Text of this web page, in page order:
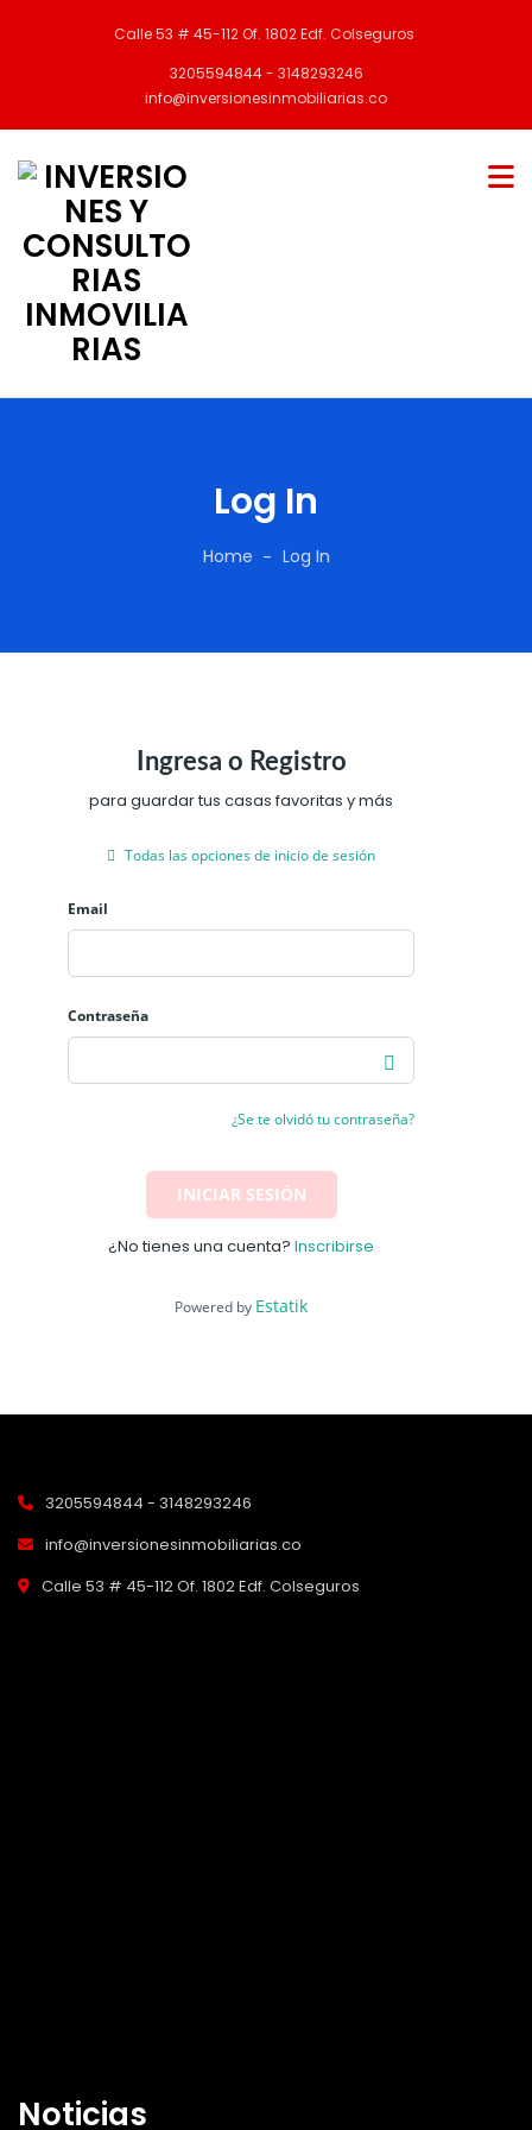
Calle 53 # 45-112 Of. 1802 Edf. Colseguros
3205594844 - 3148293246
info@inversionesinmobiliarias.co
Log In
Home Log In
Ingresa o Registro
para guardar tus casas favoritas y más
Todas las opciones de inicio de sesión
Email
Contraseña
¿Se te olvidó tu contraseña?
INICIAR SESIÓN
¿No tienes una cuenta?Inscribirse
Powered by Estatik
3205594844 - 3148293246
info@inversionesinmobiliarias.co
Calle 53 # 45-112 Of. 1802 Edf. Colseguros
Noticias